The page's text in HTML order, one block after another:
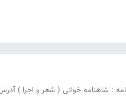
: شاهنامه خوانی ( شعر و اجرا )